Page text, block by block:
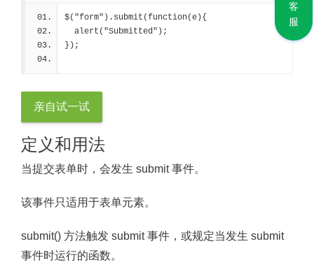
$("form").submit(function(e){
  alert("Submitted");
});
亲自试一试
定义和用法
当提交表单时，会发生 submit 事件。
该事件只适用于表单元素。
submit() 方法触发 submit 事件，或规定当发生 submit
事件时运行的函数。
客
服